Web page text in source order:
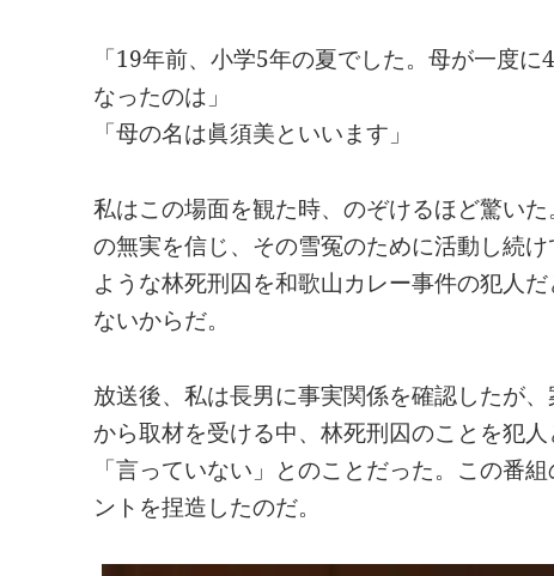
「19年前、小学5年の夏でした。母が一度
なったのは」
「母の名は眞須美といいます」
私はこの場面を観た時、のぞけるほど驚い
の無実を信じ、その雪冤のために活動し続
ような林死刑囚を和歌山カレー事件の犯人
ないからだ。
放送後、私は長男に事実関係を確認したが
から取材を受ける中、林死刑囚のことを犯
「言っていない」とのことだった。この番
ントを捏造したのだ。